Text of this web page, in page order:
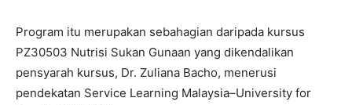
Program itu merupakan sebahagian daripada kursus
PZ30503 Nutrisi Sukan Gunaan yang dikendalikan
pensyarah kursus, Dr. Zuliana Bacho, menerusi
pendekatan Service Learning Malaysia–University for